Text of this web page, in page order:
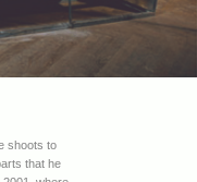
shoots to
that he